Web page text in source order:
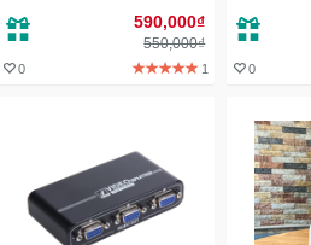
590,000₫
550,000₫
0 1 0